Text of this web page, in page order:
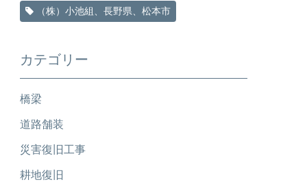
（株）小池組、長野県、松本市
カテゴリー
橋梁
道路舗装
災害復旧工事
耕地復旧